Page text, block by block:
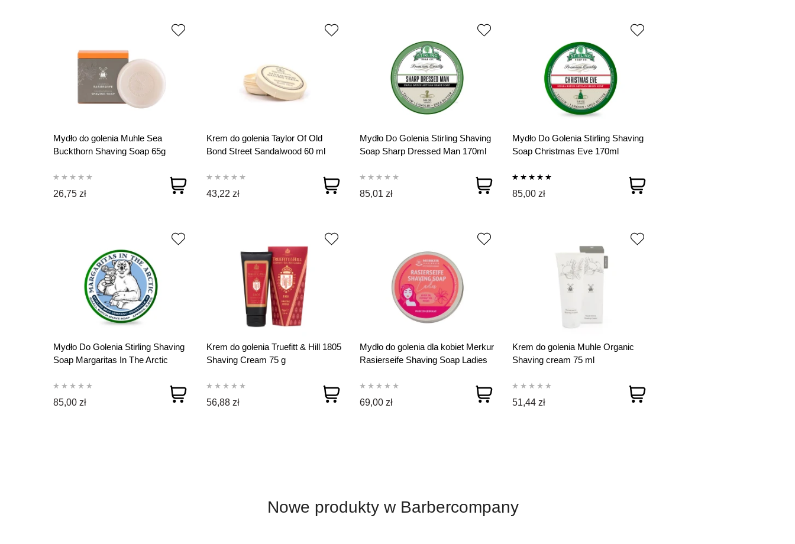
Mydło do golenia Muhle Sea
Buckthorn Shaving Soap 65g
26,75 zł
Krem do golenia Taylor Of Old
Bond Street Sandalwood 60 ml
43,22 zł
Mydło Do Golenia Stirling Shaving
Soap Sharp Dressed Man 170ml
85,01 zł
Mydło Do Golenia Stirling Shaving
Soap Christmas Eve 170ml
85,00 zł
Mydło Do Golenia Stirling Shaving
Soap Margaritas In The Arctic
85,00 zł
Krem do golenia Truefitt & Hill 1805
Shaving Cream 75 g
56,88 zł
Mydło do golenia dla kobiet Merkur
Rasierseife Shaving Soap Ladies
69,00 zł
Krem do golenia Muhle Organic
Shaving cream 75 ml
51,44 zł
Nowe produkty w Barbercompany